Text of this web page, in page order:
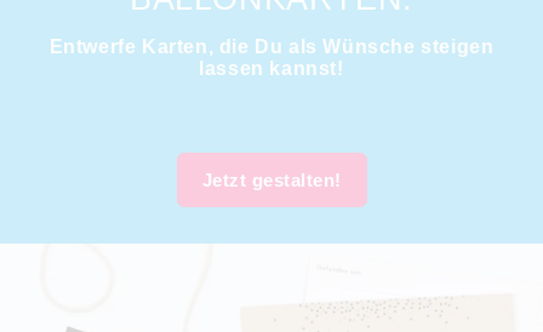
Entwerfe Karten, die Du als Wünsche steigen
lassen kannst!
Jetzt gestalten!